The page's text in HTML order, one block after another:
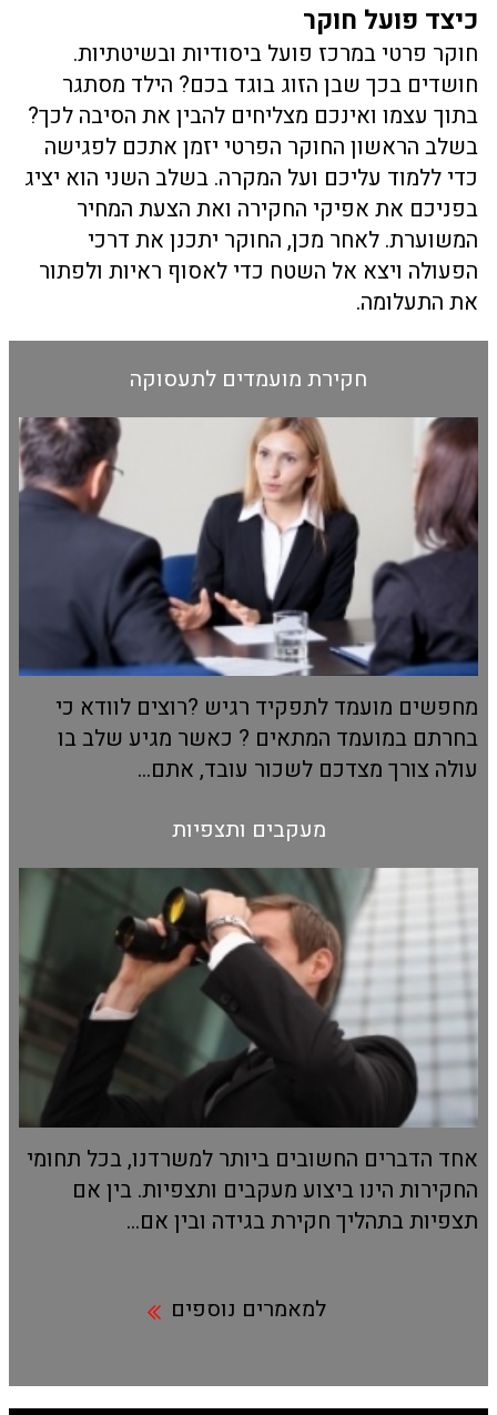
כיצד פועל חוקר
חוקר פרטי במרכז פועל ביסודיות ובשיטתיות.
חושדים בכך שבן הזוג בוגד בכם? הילד מסתגר
בתוך עצמו ואינכם מצליחים להבין את הסיבה לכך?
בשלב הראשון החוקר הפרטי יזמן אתכם לפגישה
כדי ללמוד עליכם ועל המקרה. בשלב השני הוא יציג
בפניכם את אפיקי החקירה ואת הצעת המחיר
המשוערת. לאחר מכן, החוקר יתכנן את דרכי
הפעולה ויצא אל השטח כדי לאסוף ראיות ולפתור
את התעלומה.
חקירת מועמדים לתעסוקה
מחפשים מועמד לתפקיד רגיש ?רוצים לוודא כי
בחרתם במועמד המתאים ? כאשר מגיע שלב בו
עולה צורך מצדכם לשכור עובד, אתם...
מעקבים ותצפיות
אחד הדברים החשובים ביותר למשרדנו, בכל תחומי
החקירות הינו ביצוע מעקבים ותצפיות. בין אם
תצפיות בתהליך חקירת בגידה ובין אם...
למאמרים נוספים